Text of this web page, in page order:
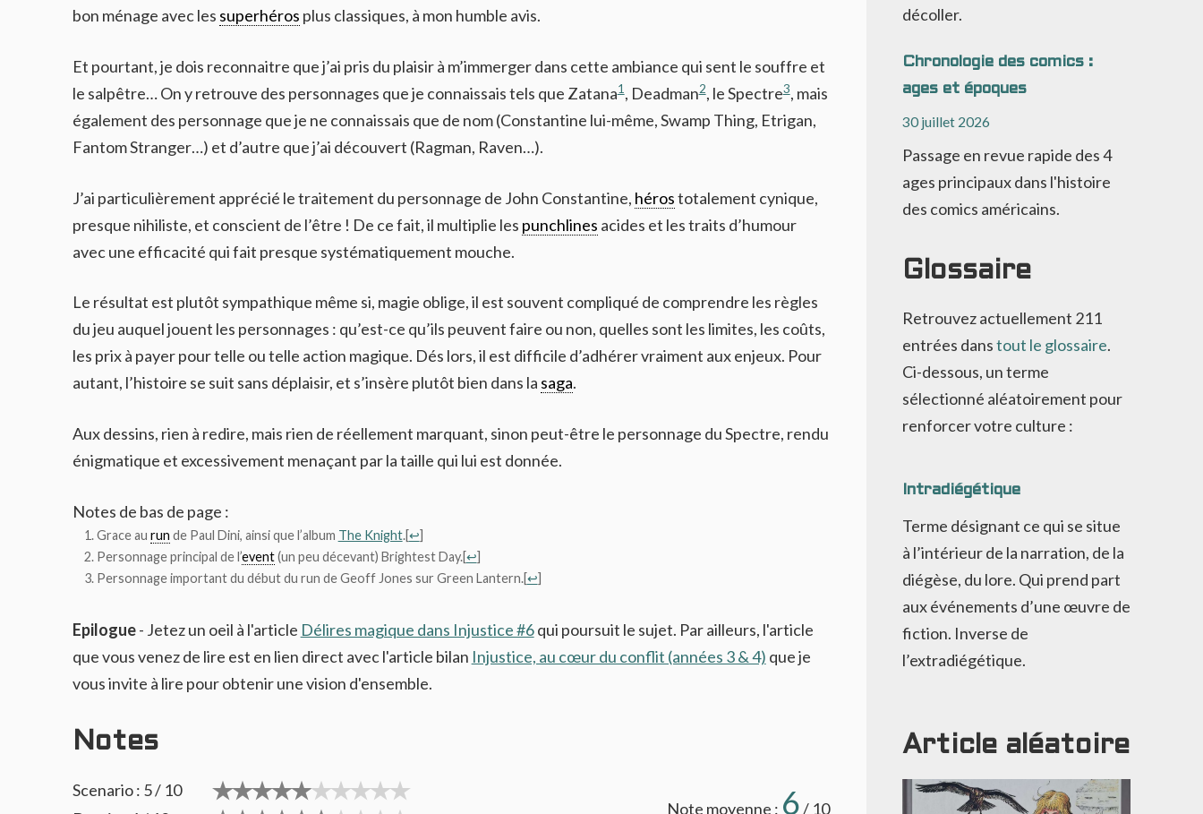
bon ménage avec les superhéros plus classiques, à mon humble avis.
Et pourtant, je dois reconnaitre que j’ai pris du plaisir à m’immerger dans cette ambiance qui sent le souffre et
le salpêtre… On y retrouve des personnages que je connaissais tels que Zatana1, Deadman2, le Spectre3, mais
également des personnage que je ne connaissais que de nom (Constantine lui-même, Swamp Thing, Etrigan,
Fantom Stranger…) et d’autre que j’ai découvert (Ragman, Raven…).
J’ai particulièrement apprécié le traitement du personnage de John Constantine, hérostotalement cynique,
presque nihiliste, et conscient de l’être ! De ce fait, il multiplie les punchlines acides et les traits d’humour
avec une efficacité qui fait presque systématiquement mouche.
Le résultat est plutôt sympathique même si, magie oblige, il est souvent compliqué de comprendre les règles
du jeu auquel jouent les personnages : qu’est-ce qu’ils peuvent faire ou non, quelles sont les limites, les coûts,
les prix à payer pour telle ou telle action magique. Dés lors, il est difficile d’adhérer vraiment aux enjeux. Pour
autant, l’histoire se suit sans déplaisir, et s’insère plutôt bien dans la saga.
Aux dessins, rien à redire, mais rien de réellement marquant, sinon peut-être le personnage du Spectre, rendu
énigmatique et excessivement menaçant par la taille qui lui est donnée.
Notes de bas de page :
Grace au run de Paul Dini, ainsi que l’album The Knight.[↩]
Personnage principal de l’event(un peu décevant) Brightest Day.[↩]
Personnage important du début du run de Geoff Jones sur Green Lantern.[↩]
Epilogue- Jetez un oeil à l'article Délires magique dans Injustice #6qui poursuit le sujet. Par ailleurs, l'article
que vous venez de lire est en lien direct avec l'article bilan Injustice, au cœur du conflit (années 3 & 4) que je
vous invite à lire pour obtenir une vision d'ensemble.
Notes
Scenario : 5 / 10
Note moyenne : 6/ 10
décoller.
Chronologie des comics :
ages et époques
30 juillet 2026
Passage en revue rapide des 4
ages principaux dans l'histoire
des comics américains.
Glossaire
Retrouvez actuellement 211
entrées danstout le glossaire.
Ci-dessous, un terme
sélectionné aléatoirement pour
renforcer votre culture :
Intradiégétique
Terme désignant ce qui se situe
à l’intérieur de la narration, de la
diégèse, du lore. Qui prend part
aux événements d’une œuvre de
fiction. Inverse de
l’extradiégétique.
Article aléatoire